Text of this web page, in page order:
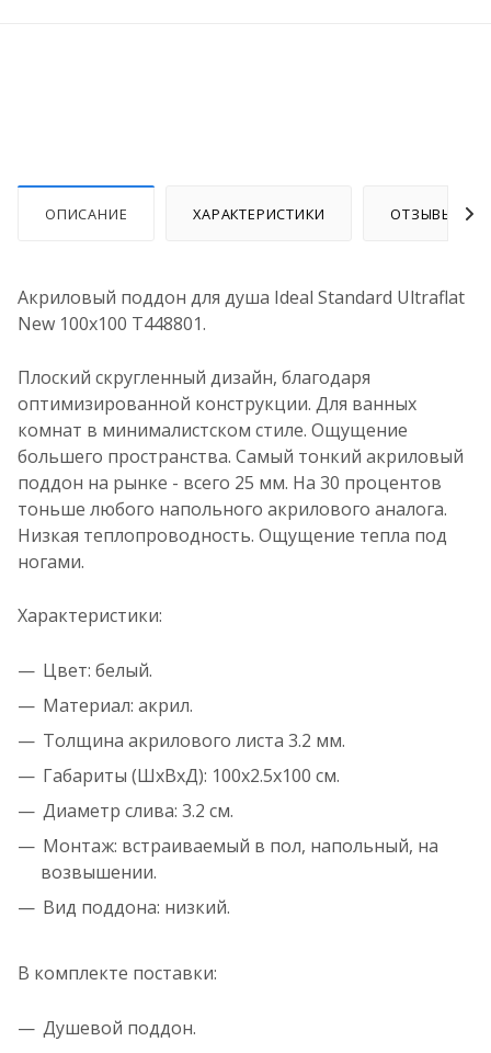
ОПИСАНИЕ ХАРАКТЕРИСТИКИ ОТЗЫВЫ
Акриловый поддон для душа Ideal Standard Ultraflat
New 100х100 T448801.
Плоский скругленный дизайн, благодаря
оптимизированной конструкции. Для ванных
комнат в минималистском стиле. Ощущение
большего пространства. Самый тонкий акриловый
поддон на рынке - всего 25 мм. На 30 процентов
тоньше любого напольного акрилового аналога.
Низкая теплопроводность. Ощущение тепла под
ногами.
Характеристики:
Цвет: белый.
Материал: акрил.
Толщина акрилового листа 3.2 мм.
Габариты (ШхВхД): 100x2.5x100 см.
Диаметр слива: 3.2 см.
Монтаж: встраиваемый в пол, напольный, на
возвышении.
Вид поддона: низкий.
В комплекте поставки:
Душевой поддон.